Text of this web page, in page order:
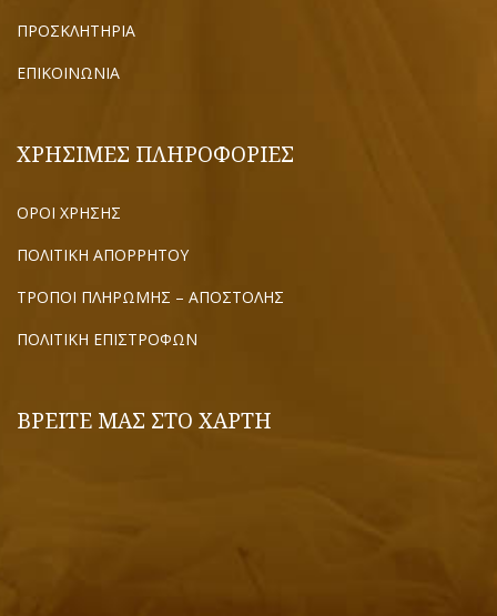
ΠΡΟΣΚΛΗΤΗΡΙΑ
ΕΠΙΚΟΙΝΩΝΙΑ
ΧΡΗΣΙΜΕΣ ΠΛΗΡΟΦΟΡΙΕΣ
ΟΡΟΙ ΧΡΗΣΗΣ
ΠΟΛΙΤΙΚΗ ΑΠΟΡΡΗΤΟΥ
ΤΡΟΠΟΙ ΠΛΗΡΩΜΗΣ – ΑΠΟΣΤΟΛΗΣ
ΠΟΛΙΤΙΚΗ ΕΠΙΣΤΡΟΦΩΝ
ΒΡΕΙΤΕ ΜΑΣ ΣΤΟ ΧΑΡΤΗ